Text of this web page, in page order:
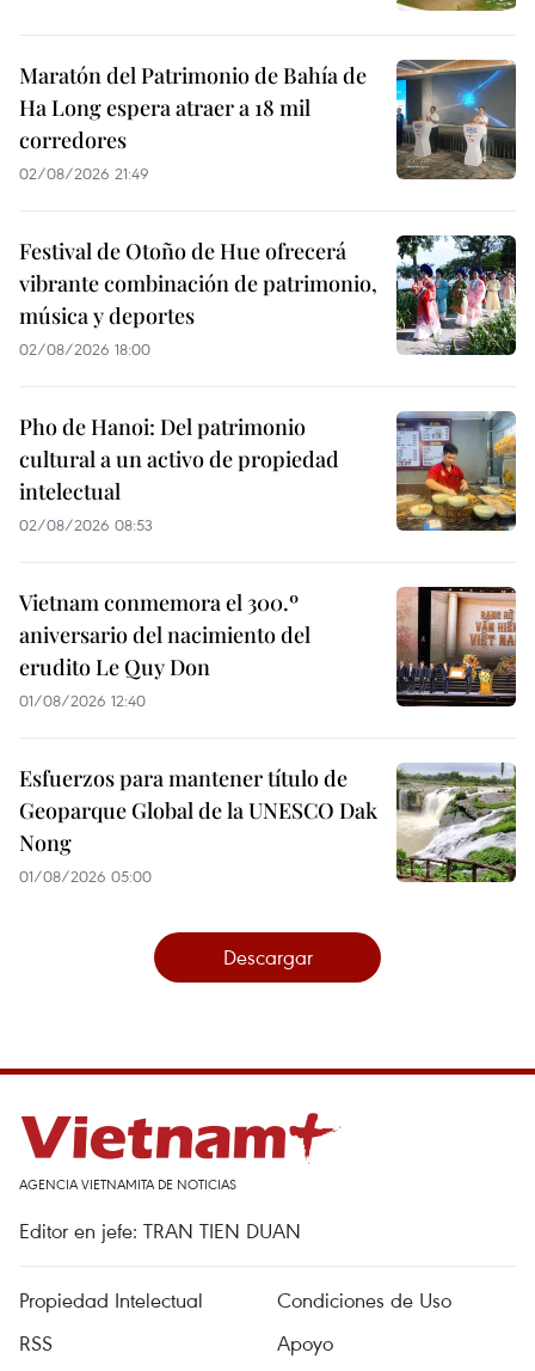
Maratón del Patrimonio de Bahía de
Ha Long espera atraer a 18 mil
corredores
02/08/2026 21:49
Festival de Otoño de Hue ofrecerá
vibrante combinación de patrimonio,
música y deportes
02/08/2026 18:00
Pho de Hanoi: Del patrimonio
cultural a un activo de propiedad
intelectual
02/08/2026 08:53
Vietnam conmemora el 300.º
aniversario del nacimiento del
erudito Le Quy Don
01/08/2026 12:40
Esfuerzos para mantener título de
Geoparque Global de la UNESCO Dak
Nong
01/08/2026 05:00
Descargar
AGENCIA VIETNAMITA DE NOTICIAS
Editor en jefe: TRAN TIEN DUAN
Propiedad Intelectual
Condiciones de Uso
RSS
Apoyo